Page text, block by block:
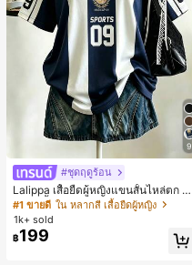
9
#ชุดฤดูร้อน
Lalippa เสื้อยืดผู้หญิงแขนสั้นไหล่ตก ค
อวีปกเสื้อ ลายพิมพ์ดิจิทัลลายทาง สไตล์
สปอร์ตแฟชั่นมินิมอล ของขวัญสำหรับเ
พื่อน
#1 ขายดี ใน หลากสี เสื้อยืดผู้หญิง
1k+ sold
฿199